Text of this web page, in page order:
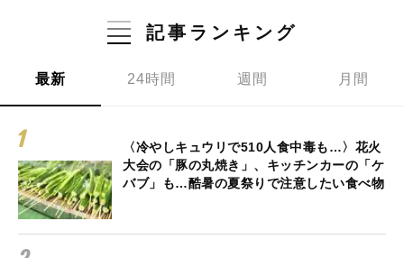
記事ランキング
最新 24時間 週間 月間
〈冷やしキュウリで510人食中毒も…〉花火
大会の「豚の丸焼き」、キッチンカーの「ケ
バブ」も…酷暑の夏祭りで注意したい食べ物